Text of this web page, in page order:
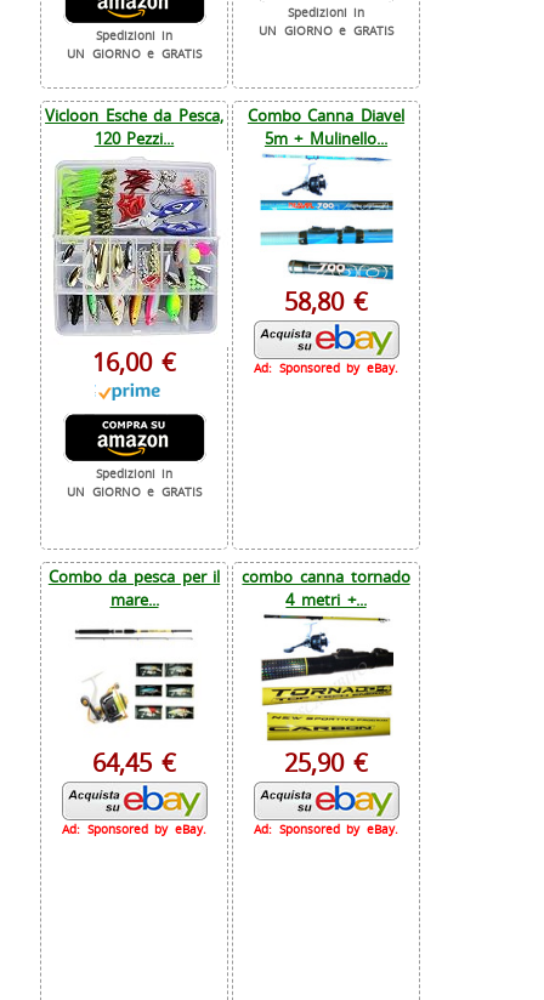
Spedizioni in
UN GIORNO e GRATIS
Spedizioni in
UN GIORNO e GRATIS
Vicloon Esche da Pesca,
120 Pezzi...
16,00 €
Spedizioni in
UN GIORNO e GRATIS
Combo Canna Diavel
5m + Mulinello...
58,80 €
Ad: Sponsored by eBay.
Combo da pesca per il
mare...
64,45 €
Ad: Sponsored by eBay.
combo canna tornado
4 metri +...
25,90 €
Ad: Sponsored by eBay.